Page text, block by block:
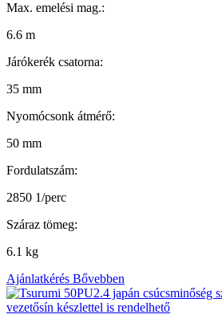
Max. emelési mag.:
6.6 m
Járókerék csatorna:
35 mm
Nyomócsonk átmérő:
50 mm
Fordulatszám:
2850 1/perc
Száraz tömeg:
6.1 kg
Ajánlatkérés Bővebben